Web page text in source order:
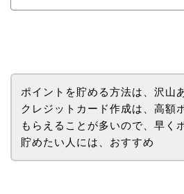
ポイントを貯める方法は、沢山
クレジットカード作成は、高額
もらえることが多いので、早く
貯めたい人には、おすすめ